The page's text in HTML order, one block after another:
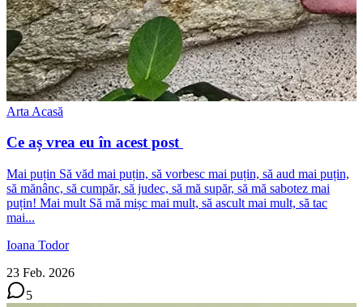
Arta Acasă
Ce aș vrea eu în acest post
Mai puțin Să văd mai puțin, să vorbesc mai puțin, să aud mai puțin,
să mănânc, să cumpăr, să judec, să mă supăr, să mă sabotez mai
puțin! Mai mult Să mă mișc mai mult, să ascult mai mult, să tac
mai...
Ioana Todor
23 Feb. 2026
5